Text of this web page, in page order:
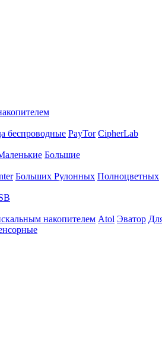
беспроводные PayTor CipherLab
Большие
Больших Рулонных Полноцветных
накопителем Atol Эватор